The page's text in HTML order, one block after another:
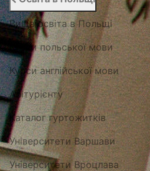
Вища освіта в Польщі
Курси польської мови
Курси англійської мови
Абітурієнту
Каталог гуртожитків
Університети Варшави
Університети Вроцлава